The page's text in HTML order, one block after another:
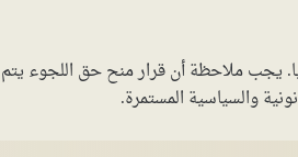
يجب ملاحظة أن قرار منح حق اللجوء يتم
والسياسية المستمرة.